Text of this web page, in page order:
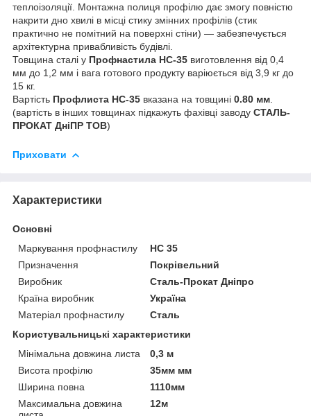
теплоізоляції. Монтажна полиця профілю дає змогу повністю
накрити дно хвилі в місці стику змінних профілів (стик
практично не помітний на поверхні стіни) — забезпечується
архітектурна привабливість будівлі.
Товщина сталі у Профнастила НС-35 виготовлення від 0,4
мм до 1,2 мм і вага готового продукту варіюється від 3,9 кг до
15 кг.
Вартість Профлиста НС-35 вказана на товщині 0.80 мм
(вартість в інших товщинах підкажуть фахівці заводу СТАЛЬ-
ПРОКАТ ДніПР ТОВ)
Приховати
Характеристики
Основні
Маркування профнастилу
НС 35
Призначення
Покрівельний
Виробник
Сталь-Прокат Дніпро
Країна виробник
Україна
Матеріал профнастилу
Сталь
Користувальницькі характеристики
Мінімальна довжина листа
0,3 м
Висота профілю
35мм мм
Ширина повна
1110мм
Максимальна довжина
12м